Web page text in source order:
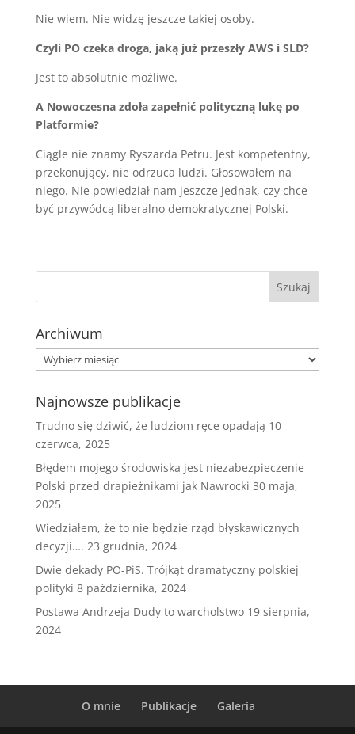
Nie wiem. Nie widzę jeszcze takiej osoby.
Czyli PO czeka droga, jaką już przeszły AWS i SLD?
Jest to absolutnie możliwe.
A Nowoczesna zdoła zapełnić polityczną lukę po
Platformie?
Ciągle nie znamy Ryszarda Petru. Jest kompetentny,
przekonujący, nie odrzuca ludzi. Głosowałem na
niego. Nie powiedział nam jeszcze jednak, czy chce
być przywódcą liberalno demokratycznej Polski.
Archiwum
Archiwum
Najnowsze publikacje
Trudno się dziwić, że ludziom ręce opadają 10
czerwca, 2025
Błędem mojego środowiska jest niezabezpieczenie
Polski przed drapieżnikami jak Nawrocki 30 maja,
2025
Wiedziałem, że to nie będzie rząd błyskawicznych
decyzji…. 23 grudnia, 2024
Dwie dekady PO-PiS. Trójkąt dramatyczny polskiej
polityki 8 października, 2024
Postawa Andrzeja Dudy to warcholstwo 19 sierpnia,
2024
O mnie Publikacje Galeria